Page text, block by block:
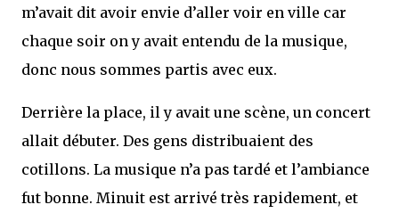
m’avait dit avoir envie d’aller voir en ville car
chaque soir on y avait entendu de la musique,
donc nous sommes partis avec eux.
Derrière la place, il y avait une scène, un concert
allait débuter. Des gens distribuaient des
cotillons. La musique n’a pas tardé et l’ambiance
fut bonne. Minuit est arrivé très rapidement, et